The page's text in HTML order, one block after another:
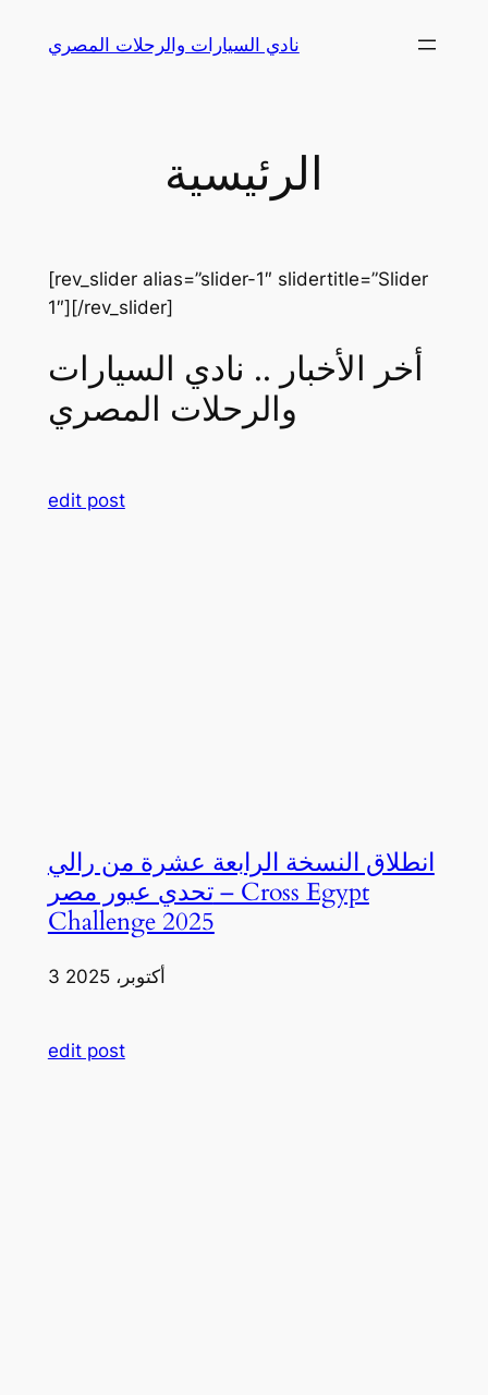
نادي السيارات والرحلات المصري
الرئيسية
[rev_slider alias=”slider-1″ slidertitle=”Slider
1″][/rev_slider]
أخر الأخبار .. نادي السيارات
والرحلات المصري
edit post
انطلاق النسخة الرابعة عشرة من رالي
تحدي عبور مصر – Cross Egypt
Challenge 2025
3 أكتوبر، 2025
edit post